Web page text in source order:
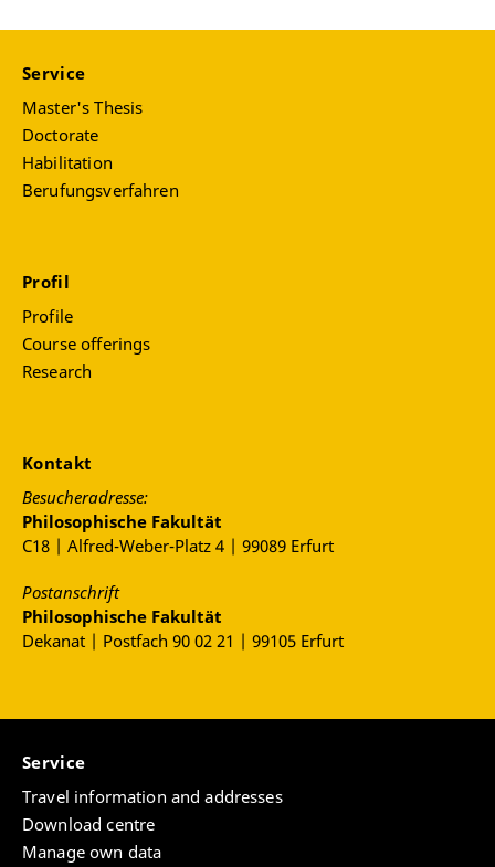
Service
Master's Thesis
Doctorate
Habilitation
Berufungsverfahren
Profil
Profile
Course offerings
Research
Kontakt
Besucheradresse:
Philosophische Fakultät
C18 | Alfred-Weber-Platz 4 | 99089 Erfurt
Postanschrift
Philosophische Fakultät
Dekanat | Postfach 90 02 21 | 99105 Erfurt
Service
Travel information and addresses
Download centre
Manage own data